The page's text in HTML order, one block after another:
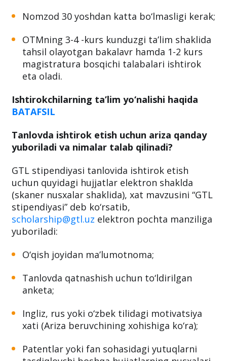
Nomzod 30 yoshdan katta bo‘lmasligi kerak;
OTMning 3-4 -kurs kunduzgi ta’lim shaklida
tahsil olayotgan bakalavr hamda 1-2 kurs
magistratura bosqichi talabalari ishtirok
eta oladi.
Ishtirokchilarning ta’lim yo‘nalishi haqida
BATAFSIL
Tanlovda ishtirok etish uchun ariza qanday
yuboriladi va nimalar talab qilinadi?
GTL stipendiyasi tanlovida ishtirok etish
uchun quyidagi hujjatlar elektron shaklda
(skaner nusxalar shaklida), xat mavzusini “GTL
stipendiyasi” deb ko‘rsatib,
scholarship@gtl.uz elektron pochta manziliga
yuboriladi:
O‘qish joyidan ma’lumotnoma;
Tanlovda qatnashish uchun to‘ldirilgan
anketa;
Ingliz, rus yoki o‘zbek tilidagi motivatsiya
xati (Ariza beruvchining xohishiga ko‘ra);
Patentlar yoki fan sohasidagi yutuqlarni